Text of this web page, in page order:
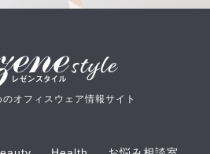
オフィスウェア情報サイト